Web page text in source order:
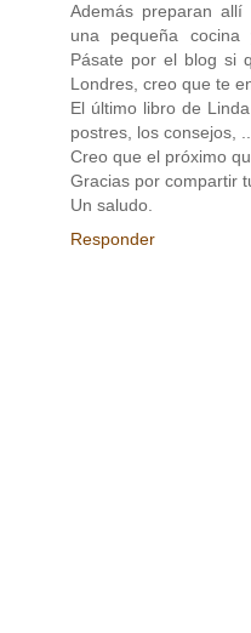
Además preparan
una pequeña cocina
Pásate por el blog si
Londres, creo que te
El último libro de
postres, los consejos,
Creo que el próximo
Gracias por compartir
Un saludo.
Responder